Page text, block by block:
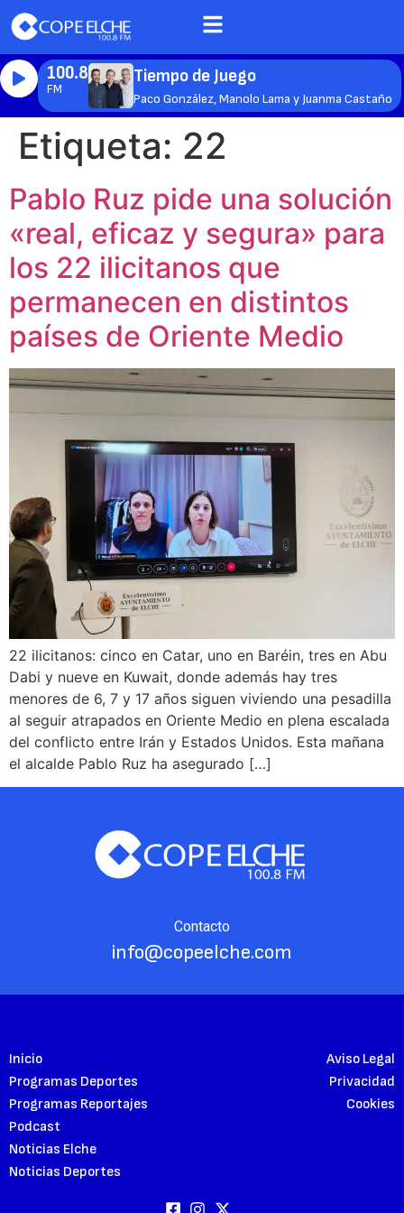
100.8
FM
Tiempo de Juego
Paco González, Manolo Lama y Juanma Castaño
Etiqueta: 22
Pablo Ruz pide una solución
«real, eficaz y segura» para
los 22 ilicitanos que
permanecen en distintos
países de Oriente Medio
22 ilicitanos: cinco en Catar, uno en Baréin, tres en Abu
Dabi y nueve en Kuwait, donde además hay tres
menores de 6, 7 y 17 años siguen viviendo una pesadilla
al seguir atrapados en Oriente Medio en plena escalada
del conflicto entre Irán y Estados Unidos. Esta mañana
el alcalde Pablo Ruz ha asegurado […]
Contacto
info@copeelche.com
Inicio
Programas Deportes
Programas Reportajes
Podcast
Noticias Elche
Noticias Deportes
Aviso Legal
Privacidad
Cookies